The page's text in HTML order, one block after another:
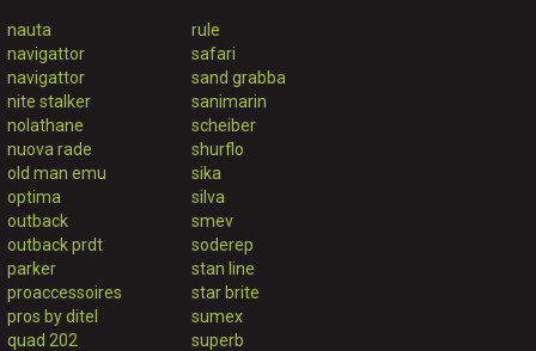
nauta
navigattor
navigattor
nite stalker
nolathane
nuova rade
old man emu
optima
outback
outback prdt
parker
proaccessoires
pros by ditel
quad 202
rule
safari
sand grabba
sanimarin
scheiber
shurflo
sika
silva
smev
soderep
stan line
star brite
sumex
superb